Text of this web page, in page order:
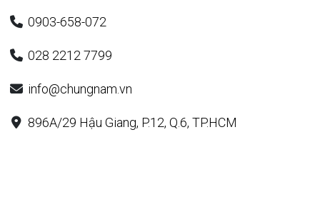
0903-658-072
028 2212 7799
info@chungnam.vn
896A/29 Hậu Giang, P.12, Q.6, TP.HCM